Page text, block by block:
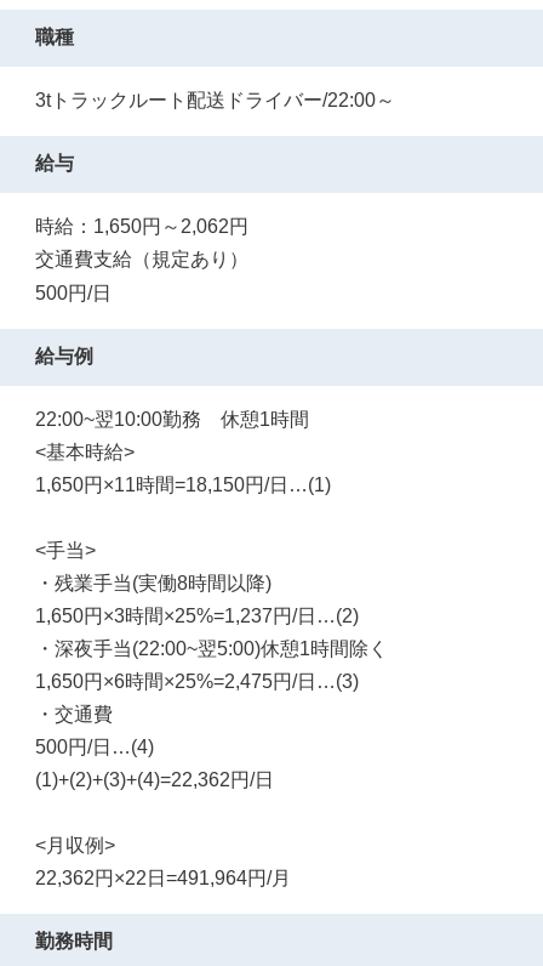
職種
3tトラックルート配送ドライバー/22:00～
給与
時給：1,650円～2,062円
交通費支給（規定あり）
500円/日
給与例
22:00~翌10:00勤務 休憩1時間
<基本時給>
1,650円×11時間=18,150円/日…(1)
<手当>
・残業手当(実働8時間以降)
1,650円×3時間×25%=1,237円/日…(2)
・深夜手当(22:00~翌5:00)休憩1時間除く
1,650円×6時間×25%=2,475円/日…(3)
・交通費
500円/日…(4)
(1)+(2)+(3)+(4)=22,362円/日
<月収例>
22,362円×22日=491,964円/月
勤務時間